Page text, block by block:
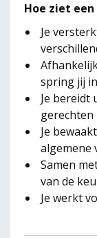
Hoe ziet
Je
spring jij
Je bereidt
gerechten
Je
algemene
Samen
van de
Je werkt